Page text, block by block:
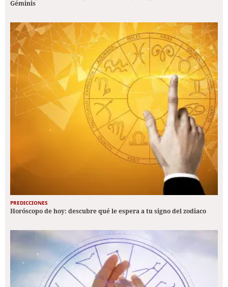
Géminis
PREDICCIONES
Horóscopo de hoy: descubre qué le espera a tu signo del zodiaco